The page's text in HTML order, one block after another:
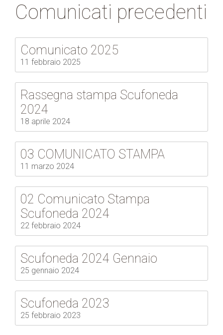
Comunicati precedenti
Comunicato 2025
11 febbraio 2025
Rassegna stampa Scufoneda
2024
18 aprile 2024
03 COMUNICATO STAMPA
11 marzo 2024
02 Comunicato Stampa
Scufoneda 2024
22 febbraio 2024
Scufoneda 2024 Gennaio
25 gennaio 2024
Scufoneda 2023
25 febbraio 2023